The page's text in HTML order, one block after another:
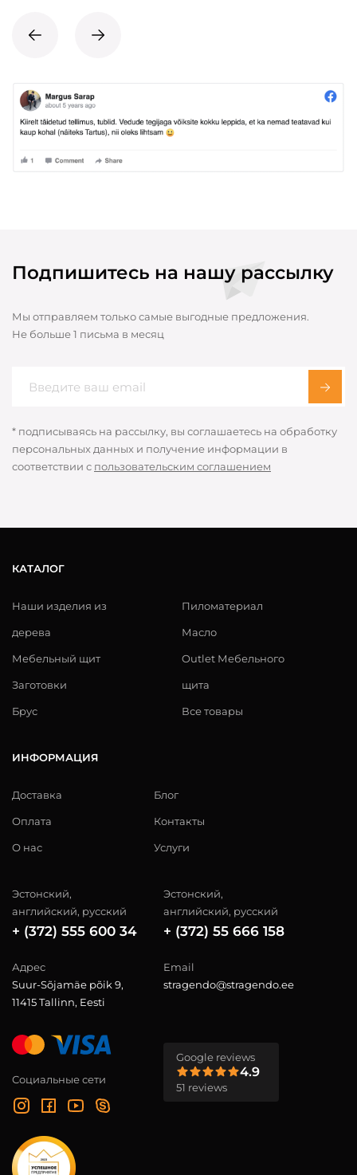
Подпишитесь на нашу рассылку
Мы отправляем только самые выгодные предложения.
Не больше 1 письма в месяц
* подписываясь на рассылку, вы соглашаетесь на обработку
персональных данных и получение информации в
соответствии с пользовательским соглашением
КАТАЛОГ
Наши изделия из
дерева
Мебельный щит
Заготовки
Брус
Пиломатериал
Масло
Outlet Мебельного
щита
Все товары
ИНФОРМАЦИЯ
Доставка
Оплата
О нас
Блог
Контакты
Услуги
Эстонский,
английский, русский
+ (372) 555 600 34
Эстонский,
английский, русский
+ (372) 55 666 158
Адрес
Suur-Sõjamäe põik 9,
11415 Tallinn, Eesti
Email
stragendo@stragendo.ee
Социальные сети
Google reviews
4.9
51 reviews